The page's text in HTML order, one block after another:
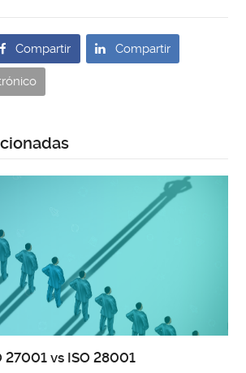
Compartir Compartir
27001 vs ISO 28001